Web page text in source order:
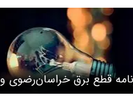
قطع برق خراسان‌رضوی و
امروز شنبه 3 خرداد